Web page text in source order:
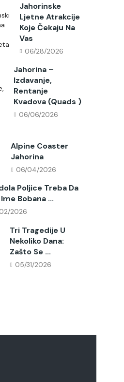
Jahorinske
Ljetne Atrakcije
Koje Čekaju Na
Vas
06/28/2026
Jahorina –
Izdavanje,
Rentanje
Kvadova (quads )
06/06/2026
Alpine Coaster
Jahorina
06/04/2026
Poljice Treba Da
Bobana ...
2026
Tri Tragedije U
Nekoliko Dana:
Zašto Se ...
05/31/2026